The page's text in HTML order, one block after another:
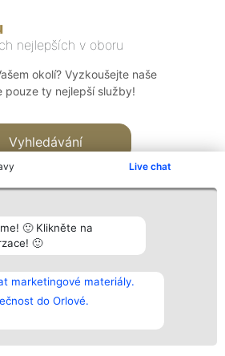
Live chat
🙂 Klikněte na
🙂
marketingové materiály.
do Orlové.
nejlepších v oboru
okolí? Vyzkoušejte naše
pouze ty nejlepší služby!
Vyhledávání
Vítězové
Seznam všech
laureátů
Zásady
Zásady
Kontakt